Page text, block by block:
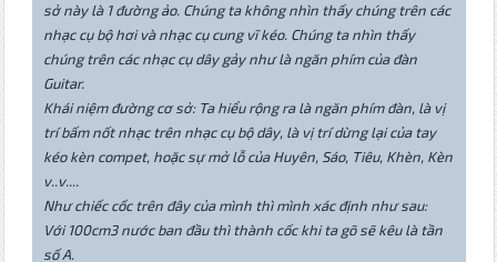
sở này là 1 đường ảo. Chúng ta không nhìn thấy chúng trên các
nhạc cụ bộ hơi và nhạc cụ cung vĩ kéo. Chúng ta nhìn thấy
chúng trên các nhạc cụ dây gảy như là ngăn phím của đàn
Guitar.
Khái niệm đường cơ sở: Ta hiểu rộng ra là ngăn phím đàn, là vị
trí bấm nốt nhạc trên nhạc cụ bộ dây, là vị trí dừng lại của tay
kéo kèn compet, hoặc sự mở lỗ của Huyên, Sáo, Tiêu, Khèn, Kèn
v..v....
Như chiếc cốc trên đây của mình thì mình xác định như sau:
Với 100cm3 nước ban đầu thì thành cốc khi ta gõ sẽ kêu là tần
số A.